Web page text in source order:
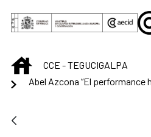
Saltar al contenido principal
INICIOCCE - TEGUCIGALPA